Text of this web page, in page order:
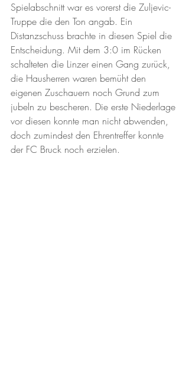
Spielabschnitt war es vorerst die Zuljevic-
Truppe die den Ton angab. Ein
Distanzschuss brachte in diesen Spiel die
Entscheidung. Mit dem 3:0 im Rücken
schalteten die Linzer einen Gang zurück,
die Hausherren waren bemüht den
eigenen Zuschauern noch Grund zum
jubeln zu bescheren. Die erste Niederlage
vor diesen konnte man nicht abwenden,
doch zumindest den Ehrentreffer konnte
der FC Bruck noch erzielen.